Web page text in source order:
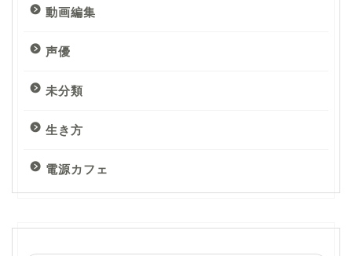
動画編集
声優
未分類
生き方
電源カフェ